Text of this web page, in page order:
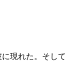
現れた。そして